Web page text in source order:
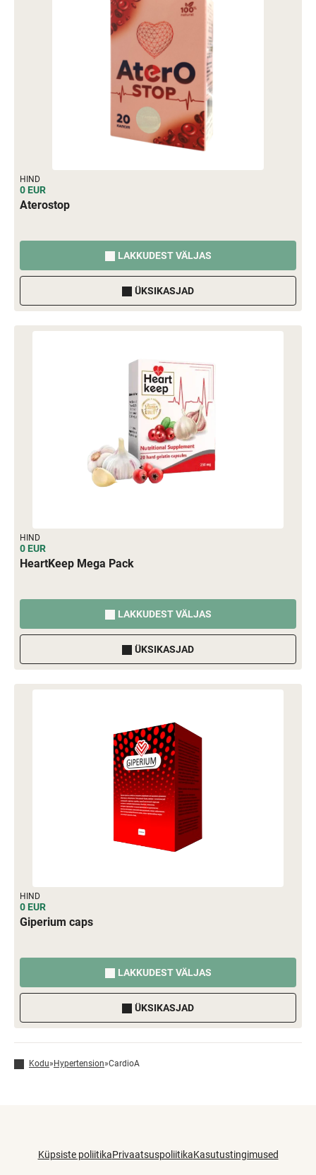
HIND
0 EUR
Aterostop
LAKKUDEST VÄLJAS
ÜKSIKASJAD
HIND
0 EUR
HeartKeep Mega Pack
LAKKUDEST VÄLJAS
ÜKSIKASJAD
HIND
0 EUR
Giperium caps
LAKKUDEST VÄLJAS
ÜKSIKASJAD
Kodu» Hypertension»CardioA
Küpsiste poliitikaPrivaatsuspoliitikaKasutustingimused